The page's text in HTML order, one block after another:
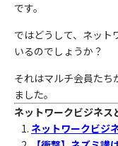
です。
ではどうして、ネット
いるのでしょうか？
それはマルチ会員たち
ました。
ネットワークビジネス
ネットワークビジ